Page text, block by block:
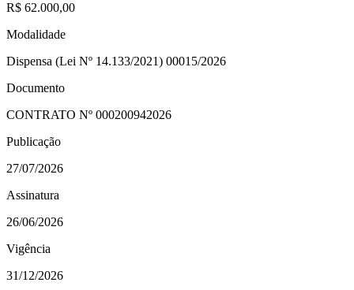
R$ 62.000,00
Modalidade
Dispensa (Lei Nº 14.133/2021) 00015/2026
Documento
CONTRATO Nº 000200942026
Publicação
27/07/2026
Assinatura
26/06/2026
Vigência
31/12/2026